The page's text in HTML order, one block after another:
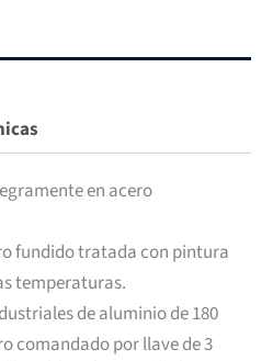
en acero
fundido tratada con pintura
temperaturas.
de aluminio de 180
comandado por llave de 3